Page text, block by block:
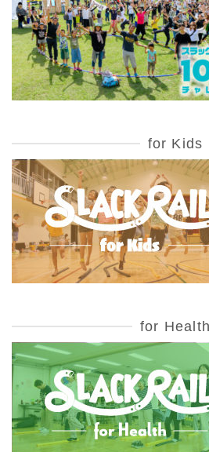
for Kids
for Health